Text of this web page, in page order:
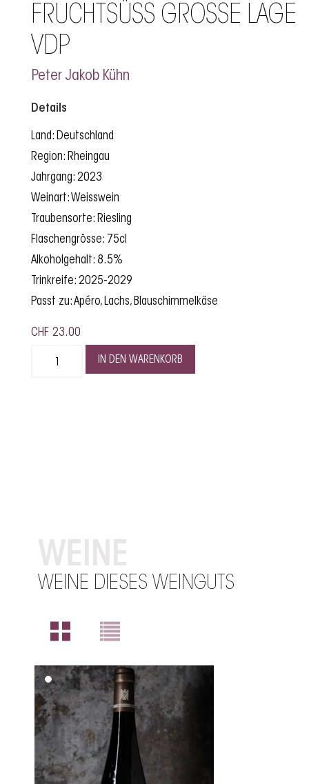
FRUCHTSÜSS GROSSE LAGE
VDP
Peter Jakob Kühn
Details
Land: Deutschland
Region: Rheingau
Jahrgang: 2023
Weinart: Weisswein
Traubensorte: Riesling
Flaschengrösse: 75cl
Alkoholgehalt: 8.5%
Trinkreife: 2025-2029
Passt zu: Apéro, Lachs, Blauschimmelkäse
CHF 23.00
IN DEN WARENKORB
WEINE
WEINE DIESES WEINGUTS